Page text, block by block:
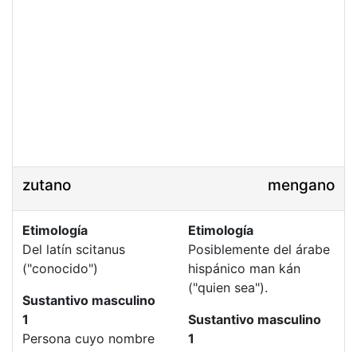
zutano mengano
Etimología
Del latín scitanus
("conocido")
Sustantivo masculino
1
Persona cuyo nombre
Etimología
Posiblemente del árabe
hispánico man kán
("quien sea").
Sustantivo masculino
1